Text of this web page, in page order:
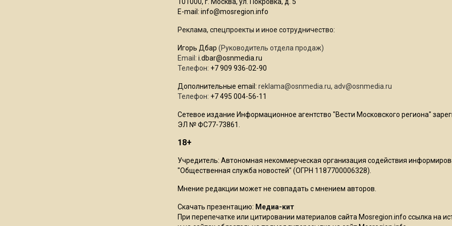
E-mail: info@mosregion.info
Реклама, спецпроекты и иное сотрудничество:
Игорь Дбар (Руководитель отдела продаж)
Email: i.dbar@osnmedia.ru
Телефон: +7 909 936-02-90
Дополнительные email: reklama@osnmedia.ru, adv@osnmedia.ru
Телефон: +7 495 004-56-11
Сетевое издание Информационное агентство "Вести Московского региона"
ЭЛ № ФС77-73861.
18+
Учредитель: Автономная некоммерческая организация содействия
"Общественная служба новостей" (ОГРН 1187700006328).
Мнение редакции может не совпадать с мнением авторов.
Скачать презентацию: Медиа-кит
При перепечатке или цитировании материалов сайта Mosregion.info ссылка на